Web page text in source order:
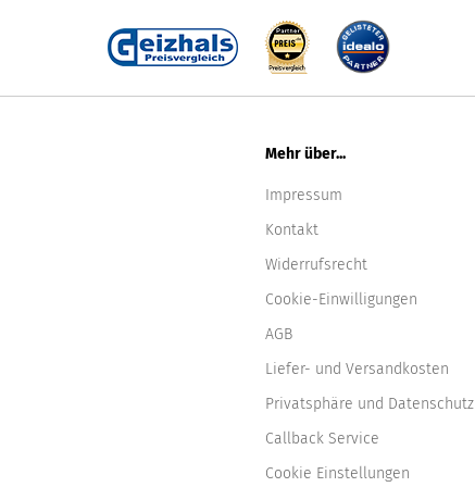
Mehr über...
Impressum
Kontakt
Widerrufsrecht
Cookie-Einwilligungen
AGB
Liefer- und Versandkosten
Privatsphäre und Datenschutz
Callback Service
Cookie Einstellungen